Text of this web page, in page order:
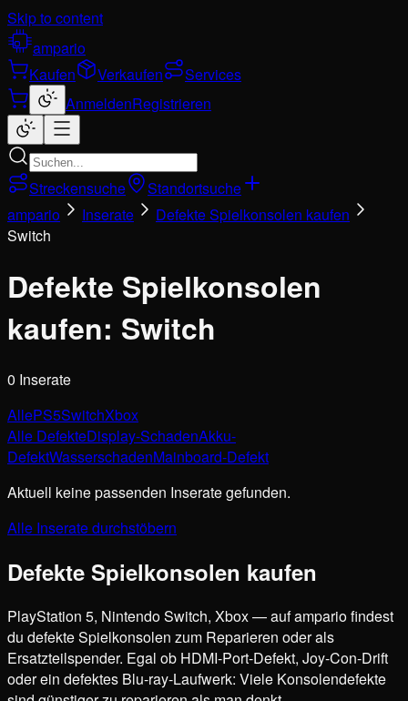
Skip to content
ampario
Kaufen
Verkaufen
Services
AnmeldenRegistrieren
Streckensuche
Standortsuche
ampario
Inserate
Defekte Spielkonsolen kaufen
Switch
Defekte Spielkonsolen
kaufen: Switch
0 Inserate
AllePS5SwitchXbox
Alle DefekteDisplay-SchadenAkku-
DefektWasserschadenMainboard-Defekt
Aktuell keine passenden Inserate gefunden.
Alle Inserate durchstöbern
Defekte Spielkonsolen kaufen
PlayStation 5, Nintendo Switch, Xbox — auf ampario findest
du defekte Spielkonsolen zum Reparieren oder als
Ersatzteilspender. Egal ob HDMI-Port-Defekt, Joy-Con-Drift
oder ein defektes Blu-ray-Laufwerk: Viele Konsolendefekte